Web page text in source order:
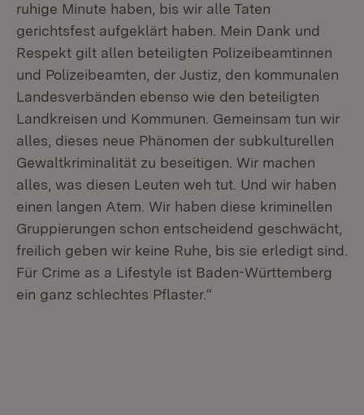
ruhige Minute haben, bis wir alle Taten
gerichtsfest aufgeklärt haben. Mein Dank und
Respekt gilt allen beteiligten Polizeibeamtinnen
und Polizeibeamten, der Justiz, den kommunalen
Landesverbänden ebenso wie den beteiligten
Landkreisen und Kommunen. Gemeinsam tun wir
alles, dieses neue Phänomen der subkulturellen
Gewaltkriminalität zu beseitigen. Wir machen
alles, was diesen Leuten weh tut. Und wir haben
einen langen Atem. Wir haben diese kriminellen
Gruppierungen schon entscheidend geschwächt,
freilich geben wir keine Ruhe, bis sie erledigt sind.
Für Crime as a Lifestyle ist Baden-Württemberg
ein ganz schlechtes Pflaster.“